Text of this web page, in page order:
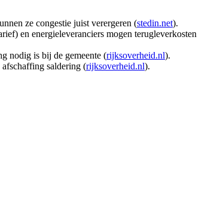
ze congestie juist verergeren (stedin.net).
en energieleveranciers mogen terugleverkosten
nodig is bij de gemeente (rijksoverheid.nl).
afschaffing saldering (rijksoverheid.nl).